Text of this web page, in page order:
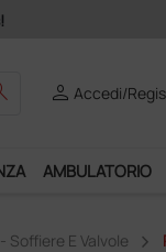
il servizio
personAccedi/
AMBULATORIO
Soffiere E Valvole